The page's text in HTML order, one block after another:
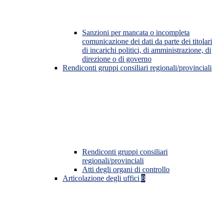
Sanzioni per mancata o incompleta
comunicazione dei dati da parte dei titolari
di incarichi politici, di amministrazione, di
direzione o di governo
Rendiconti gruppi consiliari regionali/provinciali
Rendiconti gruppi consiliari
regionali/provinciali
Atti degli organi di controllo
Articolazione degli uffici 8